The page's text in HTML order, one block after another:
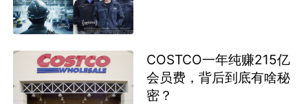
COSTCO一年纯赚215亿
会员费，背后到底有啥秘
密？